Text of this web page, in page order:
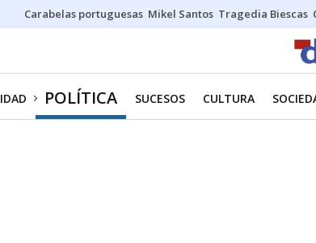
Carabelas portuguesas Mikel Santos Tragedia Biescas
POLÍTICA SUCESOS CULTURA